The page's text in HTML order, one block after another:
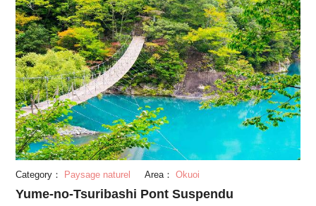
Category： Paysage naturel Area： Okuoi
Yume-no-Tsuribashi Pont Suspendu